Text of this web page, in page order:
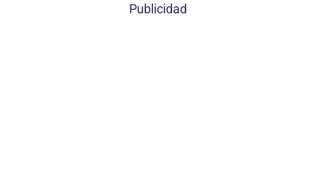
Publicidad